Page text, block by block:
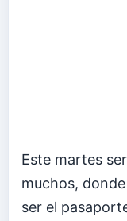
Este martes
muchos,
ser el